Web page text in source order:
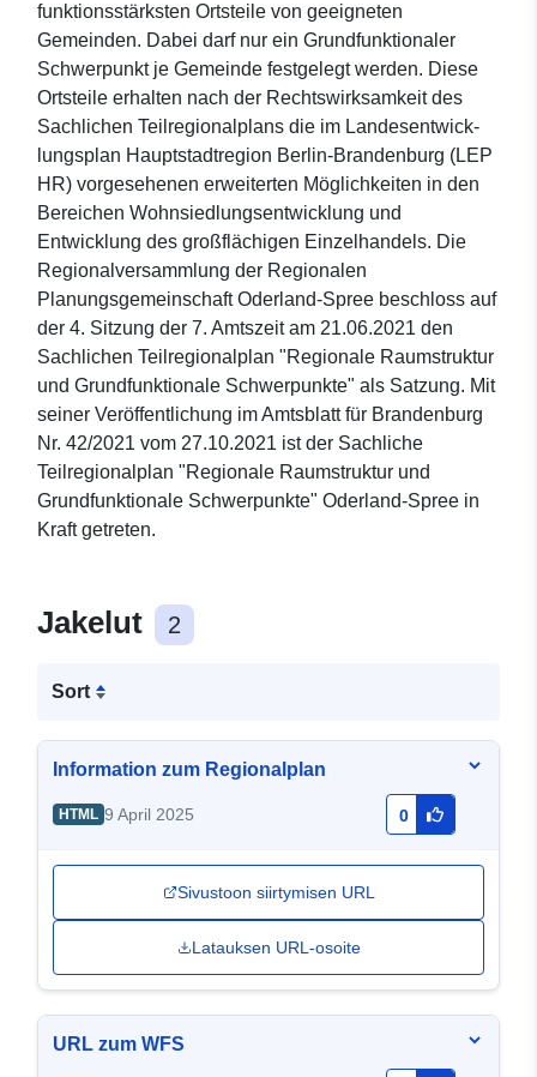
funktionsstärksten Ortsteile von geeigneten
Gemeinden. Dabei darf nur ein Grundfunktionaler
Schwerpunkt je Gemeinde festgelegt werden. Diese
Ortsteile erhalten nach der Rechtswirksamkeit des
Sachlichen Teil­re­gio­nal­plans die im Landesent­wick­
lungs­plan Hauptstadtregion Berlin-Brandenburg (LEP
HR) vorgesehenen erweiterten Möglich­kei­ten in den
Bereichen Wohnsiedlungsentwicklung und
Entwicklung des großflächigen Einzelhan­dels. Die
Regionalversammlung der Regionalen
Planungsgemeinschaft Oderland-Spree beschloss auf
der 4. Sitzung der 7. Amtszeit am 21.06.2021 den
Sachlichen Teilregionalplan "Regionale Raumstruktur
und Grundfunktionale Schwerpunkte" als Satzung. Mit
seiner Veröffentlichung im Amtsblatt für Brandenburg
Nr. 42/2021 vom 27.10.2021 ist der Sachliche
Teilregionalplan "Regionale Raumstruktur und
Grundfunktionale Schwerpunkte" Oderland-Spree in
Kraft getreten.
Jakelut 2
Sort
Information zum Regionalplan
HTML 9 April 2025 0
Sivustoon siirtymisen URL
Latauksen URL-osoite
URL zum WFS